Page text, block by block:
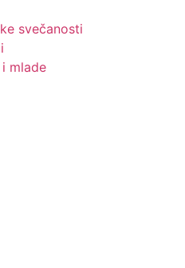
svečanosti
mlade